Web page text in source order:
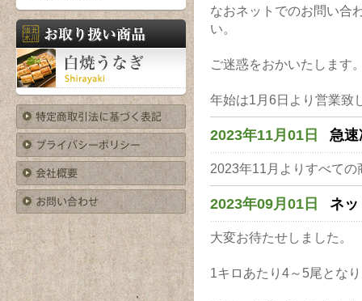
なおネットでのお問い合
い。
ご迷惑をおかいたします
年始は1月6日より営業致
2023年11月01日 急
2023年11月よりすべて
2023年09月01日 ネ
大変お待たせしました。
1キロあたり4～5尾とな